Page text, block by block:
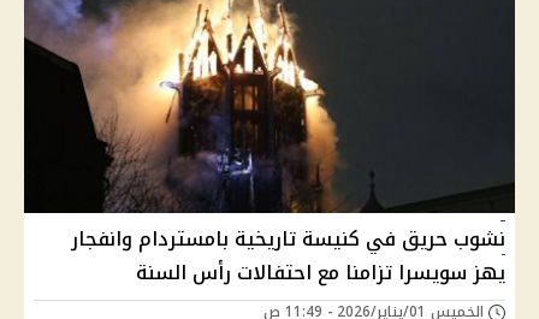
نشوب حريق في كنيسة تاريخية بامستردام وانفجار
يهز سويسرا تزامنا مع احتفالات رأس السنة
الخميس 01/يناير/2026 - 11:49 ص